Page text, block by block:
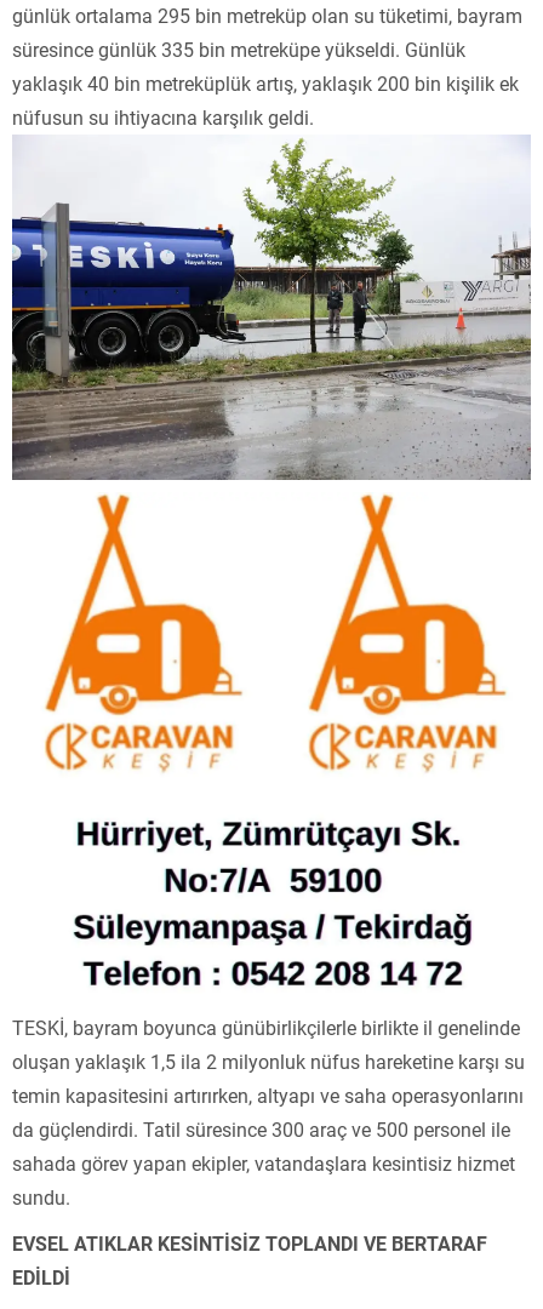
günlük ortalama 295 bin metreküp olan su tüketimi, bayram
süresince günlük 335 bin metreküpe yükseldi. Günlük
yaklaşık 40 bin metreküplük artış, yaklaşık 200 bin kişilik ek
nüfusun su ihtiyacına karşılık geldi.
TESKİ, bayram boyunca günübirlikçilerle birlikte il genelinde
oluşan yaklaşık 1,5 ila 2 milyonluk nüfus hareketine karşı su
temin kapasitesini artırırken, altyapı ve saha operasyonlarını
da güçlendirdi. Tatil süresince 300 araç ve 500 personel ile
sahada görev yapan ekipler, vatandaşlara kesintisiz hizmet
sundu.
EVSEL ATIKLAR KESİNTİSİZ TOPLANDI VE BERTARAF
EDİLDİ